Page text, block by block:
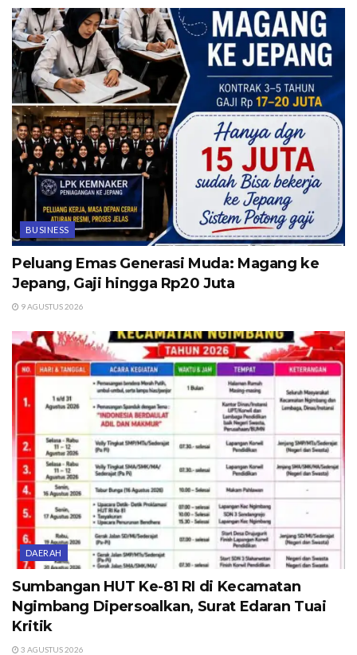
BUSINESS
Peluang Emas Generasi Muda: Magang ke
Jepang, Gaji hingga Rp20 Juta
9 AGUSTUS 2026
DAERAH
Sumbangan HUT Ke-81 RI di Kecamatan
Ngimbang Dipersoalkan, Surat Edaran Tuai
Kritik
3 AGUSTUS 2026